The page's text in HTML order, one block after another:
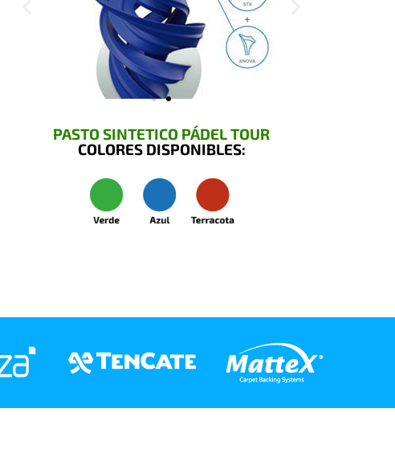
PASTO SINTETICO PÁDEL TOUR
COLORES DISPONIBLES: